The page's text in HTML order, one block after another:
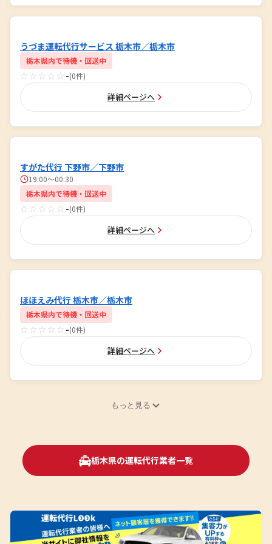
うづま運転代行サービス 栃木市／栃木市
栃木県内で待機・回送中
☆☆☆☆☆ -(0件)
詳細ページへ
すがた代行 下野市／下野市
19:00～00:30
栃木県内で待機・回送中
☆☆☆☆☆ -(0件)
詳細ページへ
ほほえみ代行 栃木市／栃木市
栃木県内で待機・回送中
☆☆☆☆☆ -(0件)
詳細ページへ
もっと見る
栃木県の運転代行業者一覧